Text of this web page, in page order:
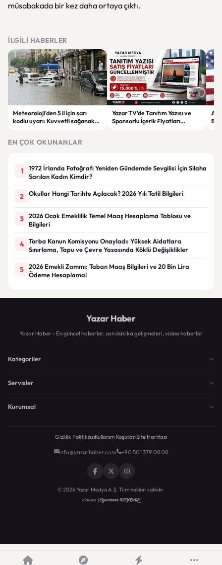
müsabakada bir kez daha ortaya çıktı.
İLGILI HABERLER
Meteoroloji'den 5 il için sarı
kodlu uyarı: Kuvvetli sağanak
Yazar TV’de Tanıtım Yazısı ve
Sponsorlu İçerik Fiyatları
EN ÇOK OKUNANLAR
1
1972 İrlanda Fotoğrafı Yeniden Gündemde Sevgilisi İçin Silaha
Sarılan Kadın Kimdir?
2 Okullar Hangi Tarihte Açılacak? 2026 Yılı Tatil Bilgileri
3
2026 Ocak Emeklilik Temel Maaş Hesaplama Tablosu ve
Bilgileri
4
Torba Kanun Komisyonu Onayladı: Yüksek Aidatlara
Sınırlama, Tapu ve Çevre Yasasında Köklü Değişiklikler
5
2026 Emekli Zammı: Taban Maaş Bilgileri ve 20 Bin Lira
Ödeme Hesaplama!
Yazar Haber
Yazar Haber - En güncel haberler, son dakika gelişmeleri, video haberler
Kategoriler
Servisler
Kurumsal
Gizlilik PolitikasıKullanım KoşullarıSite Haritası
info@yazarhaber.com +90 501 379 08 08
© 2026 Yazar Medya A.Ş. Tüm hakları saklıdır.
eNews |Egemen KEYDAL